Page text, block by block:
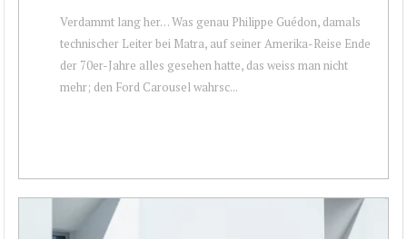
Verdammt lang her… Was genau Philippe Guédon, damals
technischer Leiter bei Matra, auf seiner Amerika-Reise Ende
der 70er-Jahre alles gesehen hatte, das weiss man nicht
mehr; den Ford Carousel wahrsc...